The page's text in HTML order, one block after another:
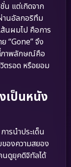
น แต่เกิดจาก
านอัลกอริทึม
นผมไป คือการ
“Gone” จึง
ภาพลักษณ์คือ
ตรอด หรือยอม
เป็นหนัง
การนำประเด็น
ของความสยอง
นดูยุคดิจิทัลได้